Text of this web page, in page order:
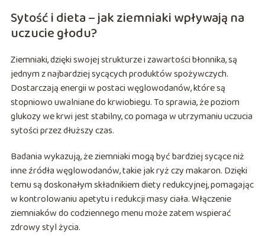
Sytość i dieta – jak ziemniaki wpływają na
uczucie głodu?
Ziemniaki, dzięki swojej strukturze i zawartości błonnika, są
jednym z najbardziej sycących produktów spożywczych.
Dostarczają energii w postaci węglowodanów, które są
stopniowo uwalniane do krwiobiegu. To sprawia, że poziom
glukozy we krwi jest stabilny, co pomaga w utrzymaniu uczucia
sytości przez dłuższy czas.
Badania wykazują, że ziemniaki mogą być bardziej sycące niż
inne źródła węglowodanów, takie jak ryż czy makaron. Dzięki
temu są doskonałym składnikiem diety redukcyjnej, pomagając
w kontrolowaniu apetytu i redukcji masy ciała. Włączenie
ziemniaków do codziennego menu może zatem wspierać
zdrowy styl życia.